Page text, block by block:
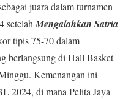
juara dalam turnamen
setelah Mengalahkan Satria
tipis 75-70 dalam
berlangsung di Hall Basket
Kemenangan ini
2024, di mana Pelita Jaya